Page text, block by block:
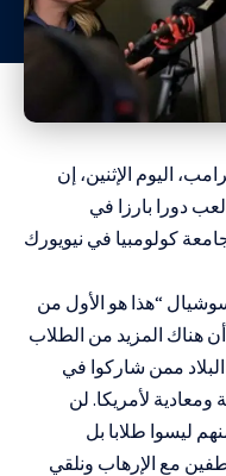
اليوم الإثنين، إن
لعب دورا بارزا في
كولومبيا في نيويورك
“هذا هو الأول من
أن هناك المزيد من الطلاب
ممن شاركوا في
لأمريكا. لن
ليسوا طلابا بل
مع الإرهاب ونلقي